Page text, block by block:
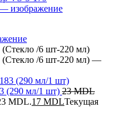
(290 мл/1 шт) 23MDL
MDL.17 MDLТекущая